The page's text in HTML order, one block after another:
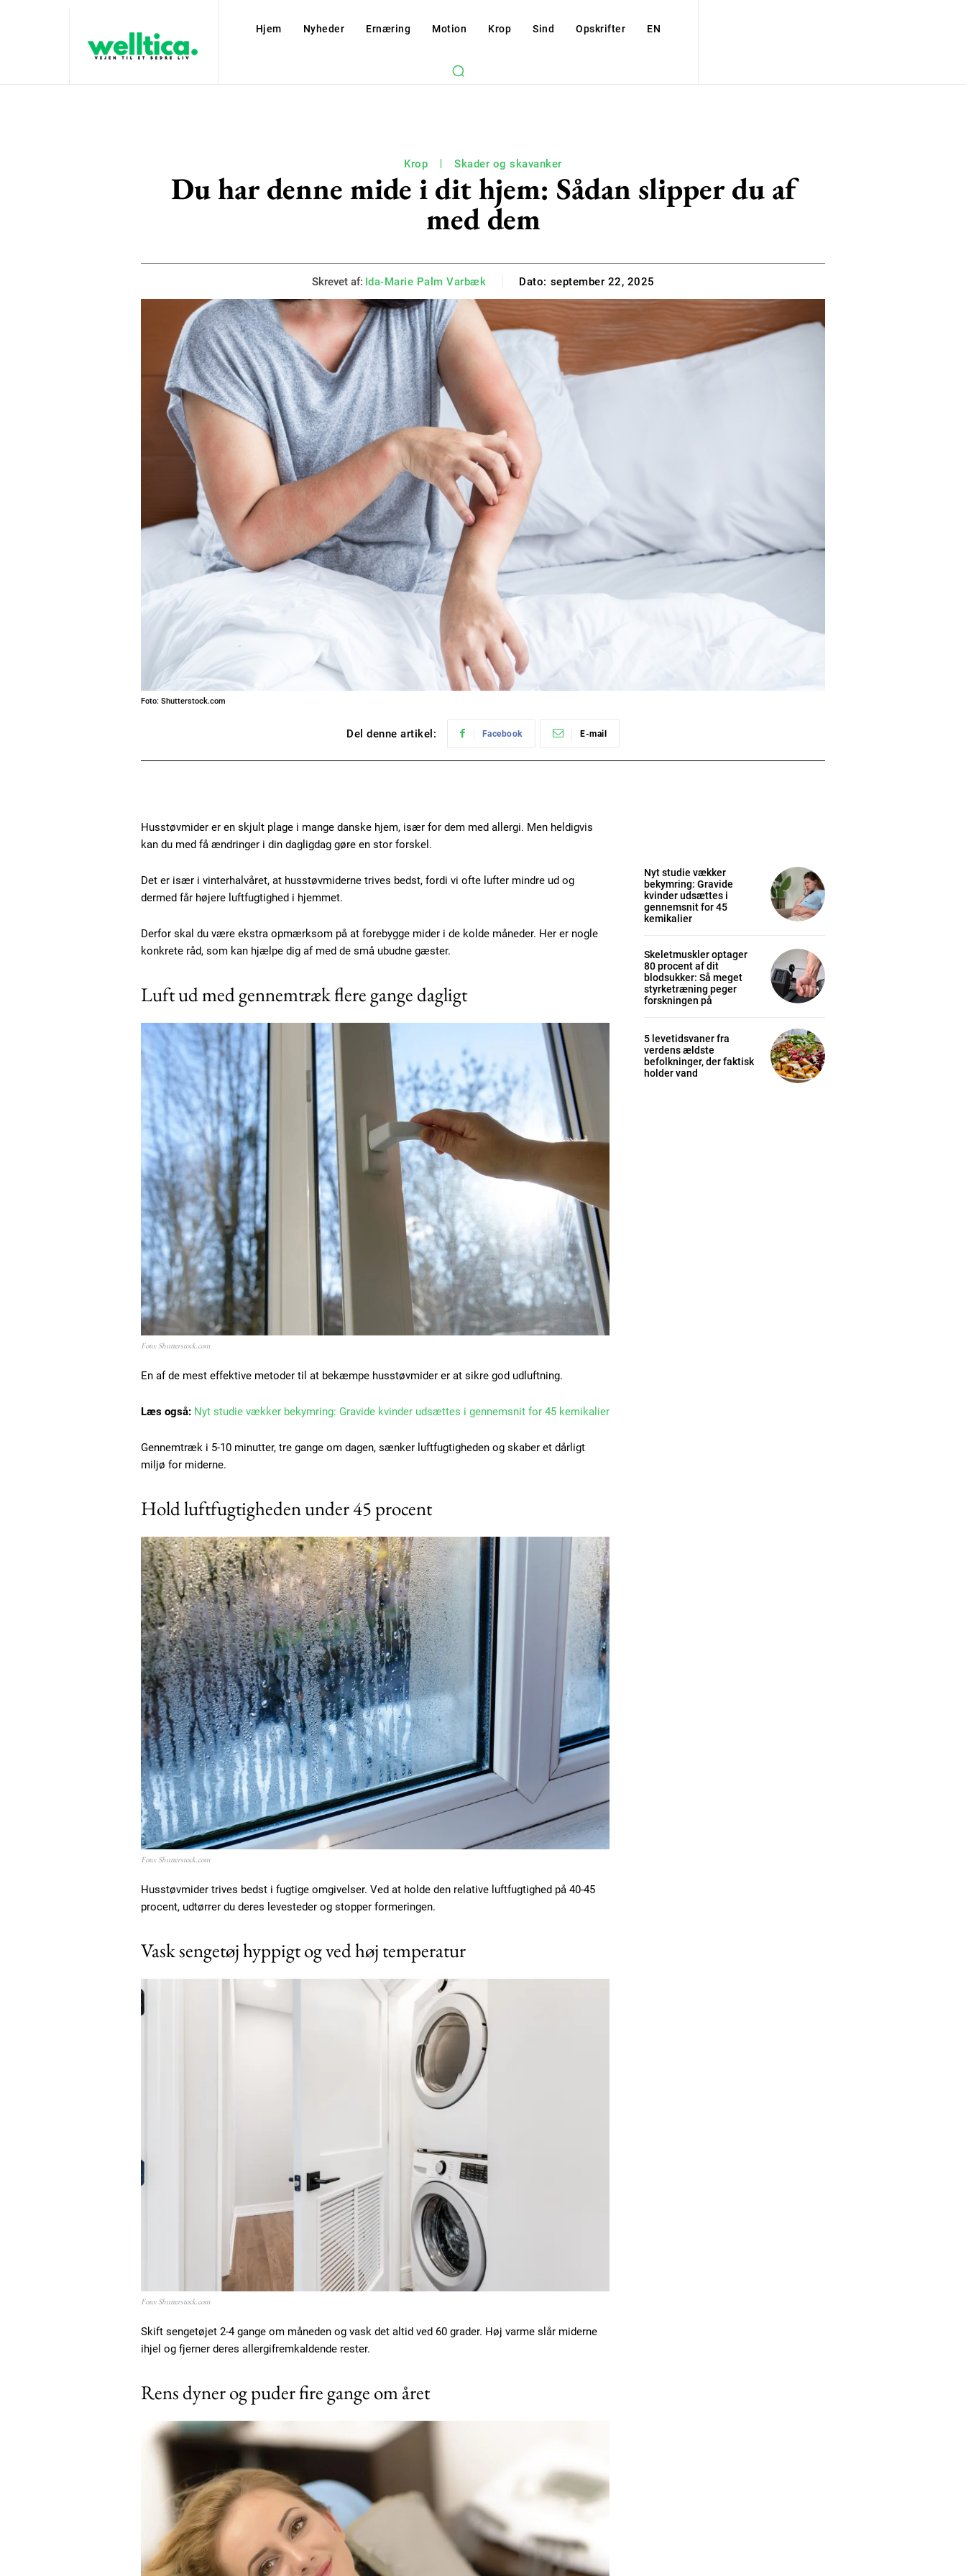
Subscription Plans
Free limited access
Gratis / forever
Etiam est nibh, lobortis sit
Praesent euismod ac
Ut mollis pellentesque tortor
Nullam eu erat condimentum
Donec quis est ac felis
Orci varius natoque dolor
100DKK
Etiam est nibh, lobortis sit
Praesent euismod ac
Ut mollis pellentesque tortor
Nullam eu erat condimentum
Donec quis est ac felis
Orci varius natoque dolor
Hjem Nyheder Ernæring Motion Krop Sind Opskrifter EN
Krop Skader og skavanker
Du har denne mide i dit hjem: Sådan slipper du af
med dem
Skrevet af: Ida-Marie Palm Varbæk Dato: september 22, 2025
Foto: Shutterstock.com
Del denne artikel: Facebook E-mail
Husstøvmider er en skjult plage i mange danske hjem, især for dem med allergi. Men heldigvis
kan du med få ændringer i din dagligdag gøre en stor forskel.
Det er især i vinterhalvåret, at husstøvmiderne trives bedst, fordi vi ofte lufter mindre ud og
dermed får højere luftfugtighed i hjemmet.
Derfor skal du være ekstra opmærksom på at forebygge mider i de kolde måneder. Her er nogle
konkrete råd, som kan hjælpe dig af med de små ubudne gæster.
Luft ud med gennemtræk flere gange dagligt
Foto: Shutterstock.com
En af de mest effektive metoder til at bekæmpe husstøvmider er at sikre god udluftning.
Læs også: Nyt studie vækker bekymring: Gravide kvinder udsættes i gennemsnit for 45 kemikalier
Gennemtræk i 5-10 minutter, tre gange om dagen, sænker luftfugtigheden og skaber et dårligt
miljø for miderne.
Hold luftfugtigheden under 45 procent
Foto: Shutterstock.com
Husstøvmider trives bedst i fugtige omgivelser. Ved at holde den relative luftfugtighed på 40-45
procent, udtørrer du deres levesteder og stopper formeringen.
Vask sengetøj hyppigt og ved høj temperatur
Foto: Shutterstock.com
Skift sengetøjet 2-4 gange om måneden og vask det altid ved 60 grader. Høj varme slår miderne
ihjel og fjerner deres allergifremkaldende rester.
Rens dyner og puder fire gange om året
Nyt studie vækker
bekymring: Gravide
kvinder udsættes i
gennemsnit for 45
kemikalier
Skeletmuskler optager
80 procent af dit
blodsukker: Så meget
styrketræning peger
forskningen på
5 levetidsvaner fra
verdens ældste
befolkninger, der faktisk
holder vand